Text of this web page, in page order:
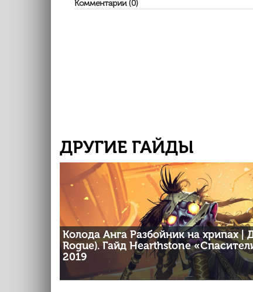
Комментарии (0)
ДРУГИЕ ГАЙДЫ
Колода Анга Разбойник на хрипах |
Rogue). Гайд Hearthstone
2019